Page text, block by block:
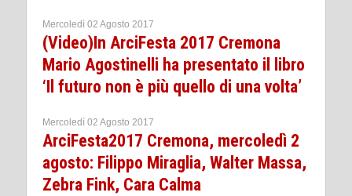
Mercoledì 02 Agosto 2017
(Video)In ArciFesta 2017 Cremona
Mario Agostinelli ha presentato il libro
‘Il futuro non è più quello di una volta’
Mercoledì 02 Agosto 2017
ArciFesta2017 Cremona, mercoledì 2
agosto: Filippo Miraglia, Walter Massa,
Zebra Fink, Cara Calma